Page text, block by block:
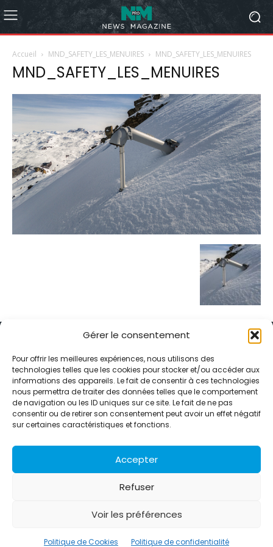
Gérer le consentement
Pour offrir les meilleures expériences, nous utilisons des
technologies telles que les cookies pour stocker et/ou accéder aux
informations des appareils. Le fait de consentir à ces technologies
nous permettra de traiter des données telles que le comportement
de navigation ou les ID uniques sur ce site. Le fait de ne pas
consentir ou de retirer son consentement peut avoir un effet négatif
sur certaines caractéristiques et fonctions.
Accepter
Refuser
Voir les préférences
Politique de Cookies Politique de confidentialité
Accueil MND_SAFETY_LES_MENUIRES MND_SAFETY_LES_MENUIRES
MND_SAFETY_LES_MENUIRES
Alternative Média est une agence de relations presse et de
relations publiques basée à Grenoble. Depuis 1995, elle conçoit et
pilote des stratégies de visibilité en France et à l’international
grâce à un réseau d’agences partenaires.
Contact International
Références